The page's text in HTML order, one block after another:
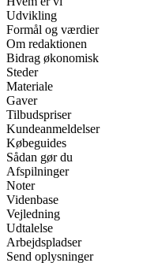
Udvikling
Formål og værdier
Om redaktionen
Bidrag økonomisk
Steder
Materiale
Gaver
Tilbudspriser
Kundeanmeldelser
Købeguides
Sådan gør du
Afspilninger
Noter
Videnbase
Vejledning
Udtalelse
Arbejdspladser
Send oplysninger